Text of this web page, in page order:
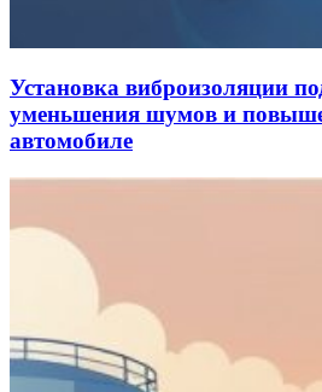
Установка виброизоляции
уменьшения шумов и
автомобиле